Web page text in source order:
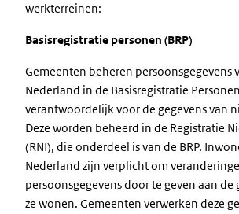
werkterreinen:
Basisregistratie personen (BRP)
Gemeenten beheren persoonsgegevens
Nederland in de Basisregistratie
verantwoordelijk voor de gegevens van
Deze worden beheerd in de Registratie
(RNI), die onderdeel is van de BRP.
Nederland zijn verplicht om
persoonsgegevens door te geven aan de
ze wonen. Gemeenten verwerken deze